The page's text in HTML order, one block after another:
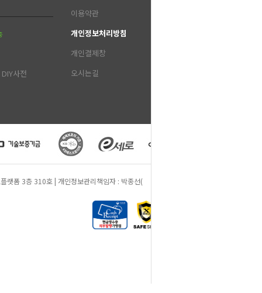
사전
이용약관
개인정보처리방침
개인결제창
오시는길
랫폼 3층 310호 | 개인정보관리책임자 : 박종선(